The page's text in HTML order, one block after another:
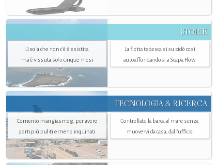
STORIE
L’isola che non c'è è esistita
ma è vissuta solo cinque mesi
La flotta tedesca si suicidò così
autoaffondandosi a Scapa Flow
TECNOLOGIA & RICERCA
Cemento mangiasmog, per avere
porti più puliti e meno inquinati
Controllate la barca al mare senza
muovervi da casa, dall’ufficio